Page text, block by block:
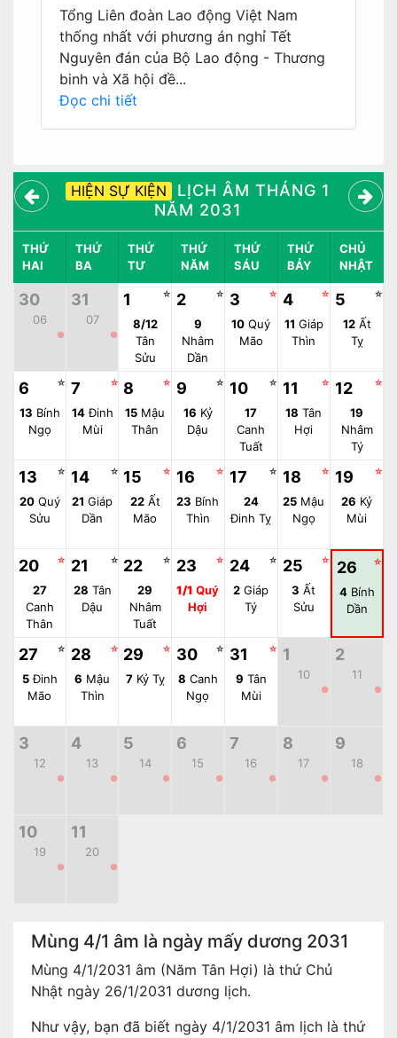
Tổng Liên đoàn Lao động Việt Nam
thống nhất với phương án nghỉ Tết
Nguyên đán của Bộ Lao động - Thương
binh và Xã hội đề...
Đọc chi tiết
HIỆN SỰ KIỆN
LỊCH ÂM THÁNG 1
NĂM 2031
THỨ
HAI
THỨ
BA
THỨ
TƯ
THỨ
NĂM
THỨ
SÁU
THỨ
BẢY
CHỦ
NHẬT
30
06
●
31
07
●
1 ☆
8/12
Tân
Sửu
2 ☆
9
Nhâm
Dần
3 ☆
10 Quý
Mão
4 ☆
11 Giáp
Thìn
5 ☆
12Ất
Tỵ
6 ☆
13 Bính
Ngọ
7 ☆
14Đinh
Mùi
8 ☆
15 Mậu
Thân
9 ☆
16 Kỷ
Dậu
10 ☆
17
Canh
Tuất
11 ☆
18 Tân
Hợi
12 ☆
19
Nhâm
Tý
13 ☆
20Quý
Sửu
14 ☆
21 Giáp
Dần
15 ☆
22Ất
Mão
16 ☆
23 Bính
Thìn
17 ☆
24
Đinh Tỵ
18 ☆
25 Mậu
Ngọ
19 ☆
26 Kỷ
Mùi
20 ☆
27
Canh
Thân
21 ☆
28 Tân
Dậu
22 ☆
29
Nhâm
Tuất
23 ☆
1/1 Quý
Hợi
24 ☆
2 Giáp
Tý
25 ☆
3 Ất
Sửu
26 ☆
4 Bính
Dần
27 ☆
5Đinh
Mão
28 ☆
6 Mậu
Thìn
29 ☆
7Kỷ Tỵ
30 ☆
8 Canh
Ngọ
31 ☆
9 Tân
Mùi
1
10
●
2
11
●
3
12
●
4
13
●
5
14
●
6
15
●
7
16
●
8
17
●
9
18
●
10
19
●
11
20
●
Mùng 4/1 âm là ngày mấy dương 2031
Mùng 4/1/2031 âm (Năm Tân Hợi) là thứ Chủ
Nhật ngày 26/1/2031 dương lịch.
Như vậy, bạn đã biết ngày 4/1/2031 âm lịch là thứ